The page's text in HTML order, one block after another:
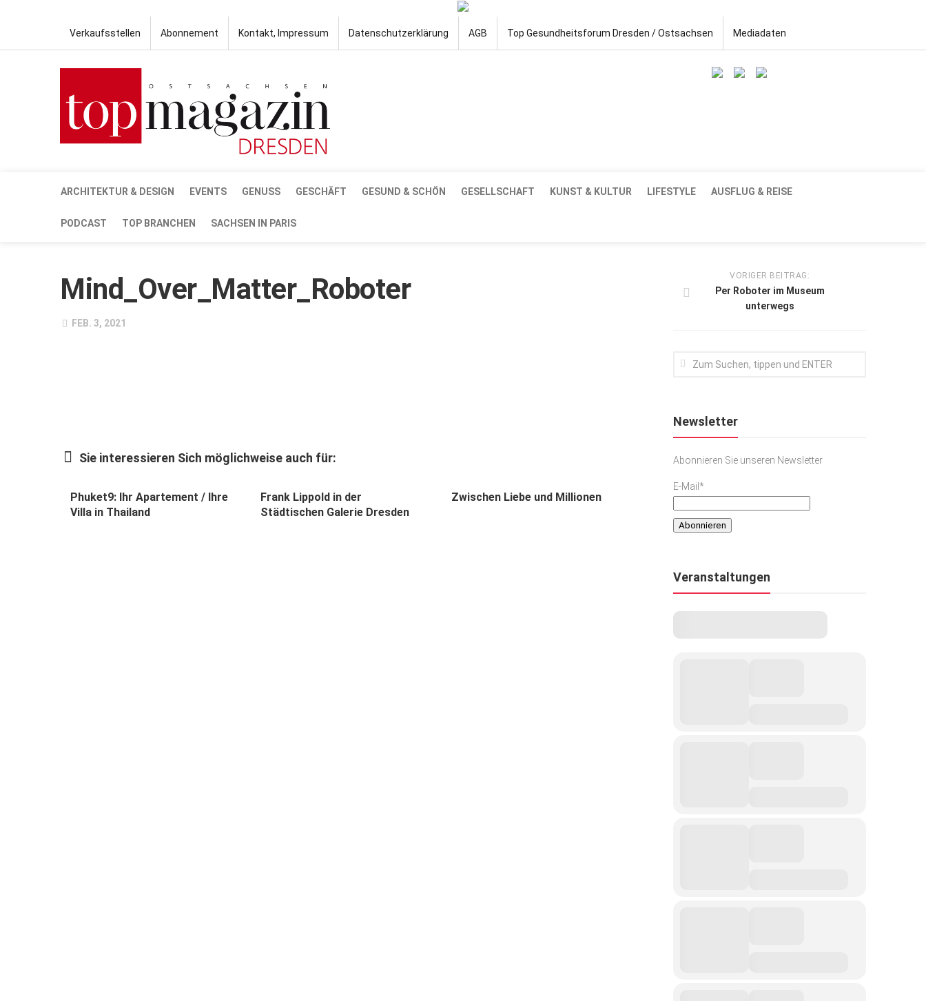
Verkaufsstellen Abonnement Kontakt, Impressum Datenschutzerklärung AGB Top Gesundheitsforum Dresden / Ostsachsen Mediadaten
ARCHITEKTUR & DESIGN EVENTS GENUSS GESCHÄFT GESUND & SCHÖN GESELLSCHAFT KUNST & KULTUR LIFESTYLE AUSFLUG & REISE
PODCAST TOP BRANCHEN SACHSEN IN PARIS
Mind_Over_Matter_Roboter
FEB. 3, 2021
Sie interessieren Sich möglichweise auch für:
Phuket9: Ihr Apartement / Ihre
Villa in Thailand
Frank Lippold in der
Städtischen Galerie Dresden
Zwischen Liebe und Millionen
VORIGER BEITRAG:
Per Roboter im Museum
unterwegs
Newsletter
Abonnieren Sie unseren Newsletter
E-Mail*
Veranstaltungen